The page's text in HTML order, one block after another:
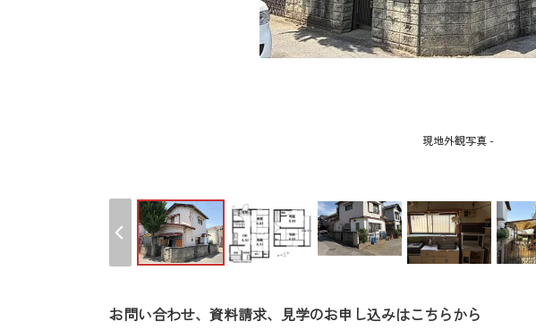
現地外観写真 -
お問い合わせ、資料請求、見学のお申し込みはこちらから